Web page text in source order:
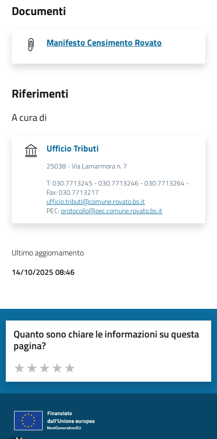
Documenti
Manifesto Censimento Rovato
Riferimenti
A cura di
Ufficio Tributi
25038 - Via Lamarmora n. 7
T: 030.7713245 - 030.7713246 - 030.7713264 -
Fax: 030.7713217
ufficio.tributi@comune.rovato.bs.it
PEC: protocollo@pec.comune.rovato.bs.it
Ultimo aggiornamento
14/10/2025 08:46
Quanto sono chiare le informazioni su questa
pagina?
Valuta da 1 a 5 stelle la pagina
Valuta 5 stelle su 5
Valuta 4 stelle su 5
Valuta 3 stelle su 5
Valuta 2 stelle su 5
Valuta 1 stelle su 5